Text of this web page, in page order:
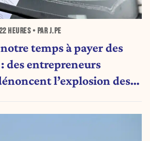
22 HEURES• PAR J.PE
temps à payer des
des entrepreneurs
l’explosion des